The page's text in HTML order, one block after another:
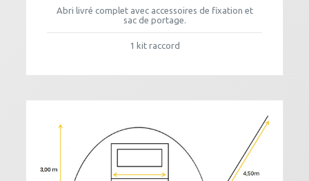
Abri livré complet avec accessoires de fixation et
sac de portage.
1 kit raccord